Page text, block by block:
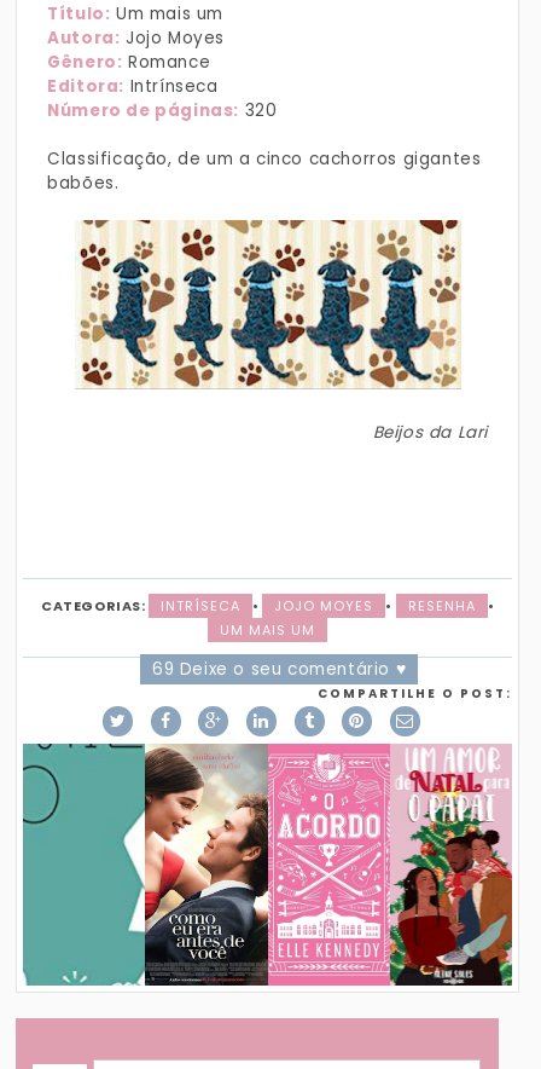
Título: Um mais um
Autora: Jojo Moyes
Gênero: Romance
Editora: Intrínseca
Número de páginas: 320
Classificação, de um a cinco cachorros gigantes
babões.
Beijos da Lari
CATEGORIAS: INTRÍSECA • JOJO MOYES • RESENHA
•
UM MAIS UM
69 Deixe o seu comentário ♥
COMPARTILHE O POST: